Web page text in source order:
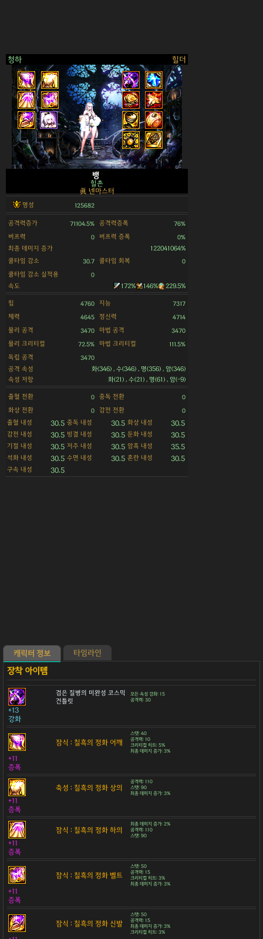
청하 힐더
>
뱅
힐촌
眞 넨마스터
명성 125682
공격력증가 71104.5% 공격력증폭 76%
버프력 0 버프력 증폭 0%
최종 데미지 증가
122041064%
쿨타임 감소
30.7 쿨타임 회복 0
쿨타임 감소 실적용 0
속도 172% 146% 229.5%
힘 4760 지능 7317
체력 4645 정신력 4714
물리 공격 3470 마법 공격 3470
물리 크리티컬 72.5% 마법 크리티컬 111.5%
독립 공격 3470
공격 속성
화(346) , 수(346) , 명(356) , 암(346)
속성 저항
화(21) , 수(21) , 명(61) , 암(-9)
출혈 전환 0 중독 전환 0
화상 전환 0 감전 전환 0
출혈 내성 30.5 중독 내성 30.5 화상 내성 30.5
감전 내성 30.5 빙결 내성 30.5 둔화 내성 30.5
기절 내성 30.5 저주 내성 30.5 암흑 내성 35.5
석화 내성 30.5 수면 내성 30.5 혼란 내성 30.5
구속 내성 30.5
캐릭터 정보 타임라인
검은 질병의 미완성 코스믹
건틀릿
모든 속성 강화: 15
공격력: 30
+13
강화
잠식 : 칠흑의 정화 어깨
스탯: 40
공격력: 10
크리티컬 히트: 5%
최종 데미지 증가: 3%
+11
증폭
축성 : 칠흑의 정화 상의
공격력: 110
스탯: 90
최종 데미지 증가: 3%
+11
증폭
잠식 : 칠흑의 정화 하의
최종 데미지 증가: 2%
공격력: 110
스탯: 90
+11
증폭
잠식 : 칠흑의 정화 벨트
스탯: 50
공격력: 15
크리티컬 히트: 3%
최종 데미지 증가: 3%
+11
증폭
잠식 : 칠흑의 정화 신발
스탯: 50
공격력: 15
최종 데미지 증가: 3%
크리티컬 히트: 3%